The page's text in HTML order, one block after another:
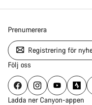
Prenumerera
Registrering för
Följ oss
Ladda ner Canyon-appen